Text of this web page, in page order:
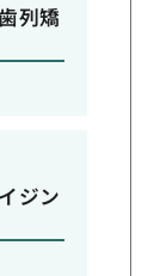
列矯
ジン